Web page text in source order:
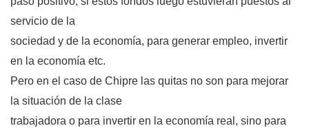
servicio de la
sociedad y de la economía, para generar empleo, invertir
en la economía etc.
Pero en el caso de Chipre las quitas no son para mejorar
la situación de la clase
trabajadora o para invertir en la economía real, sino para